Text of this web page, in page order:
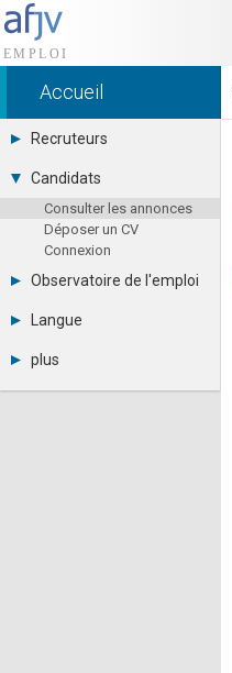
Accueil
Recruteurs
Déposer une annonce
Tarifs
Interface recruteur
Candidats
Consulter les annonces
Déposer un CV
Connexion
Observatoire de l'emploi
Par métier
Par contrat
Langue
Español
plus
Actualités